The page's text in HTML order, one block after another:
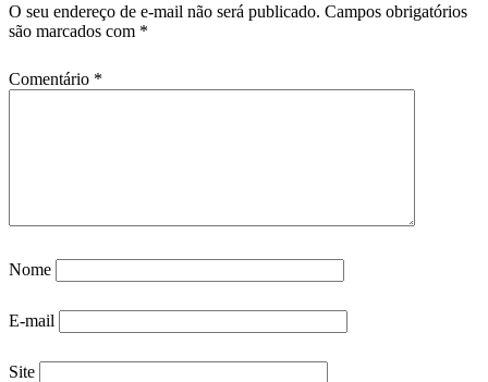
O seu endereço de e-mail não será publicado. Campos obrigatórios
são marcados com *
Comentário *
Nome
E-mail
Site